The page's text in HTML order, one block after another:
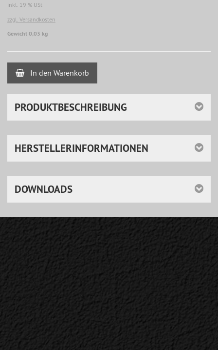
inkl. 19 % USt
zzgl. Versandkosten
Gewicht 0,03 kg
In den Warenkorb
PRODUKTBESCHREIBUNG
HERSTELLERINFORMATIONEN
DOWNLOADS